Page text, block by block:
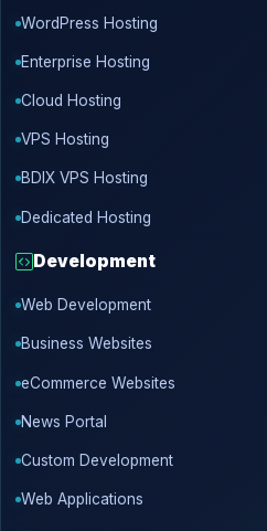
WordPress Hosting
Enterprise Hosting
Cloud Hosting
VPS Hosting
BDIX VPS Hosting
Dedicated Hosting
Development
Web Development
Business Websites
eCommerce Websites
News Portal
Custom Development
Web Applications